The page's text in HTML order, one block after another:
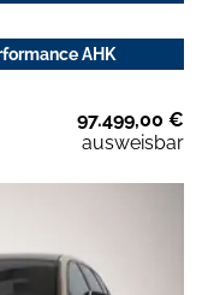
AHK
97.499,00 €
ausweisbar